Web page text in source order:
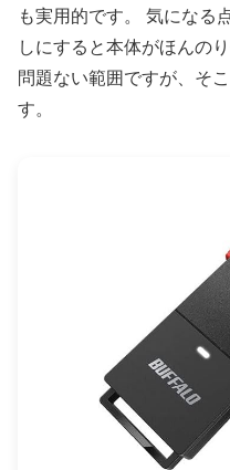
も実用的です。 気になる
しにすると本体がほんの
問題ない範囲ですが、そ
す。